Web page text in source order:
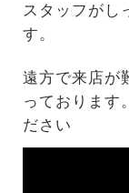
スタッフがし
す。
遠方で来店が
っております
ださい